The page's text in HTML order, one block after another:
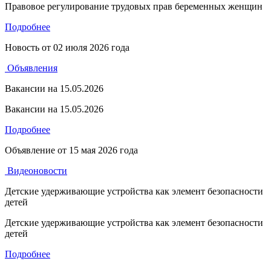
Правовое регулирование трудовых прав беременных женщин
Подробнее
Новость от 02 июля 2026 года
Объявления
Вакансии на 15.05.2026
Вакансии на 15.05.2026
Подробнее
Объявление от 15 мая 2026 года
Видеоновости
Детские удерживающие устройства как элемент безопасности
детей
Детские удерживающие устройства как элемент безопасности
детей
Подробнее